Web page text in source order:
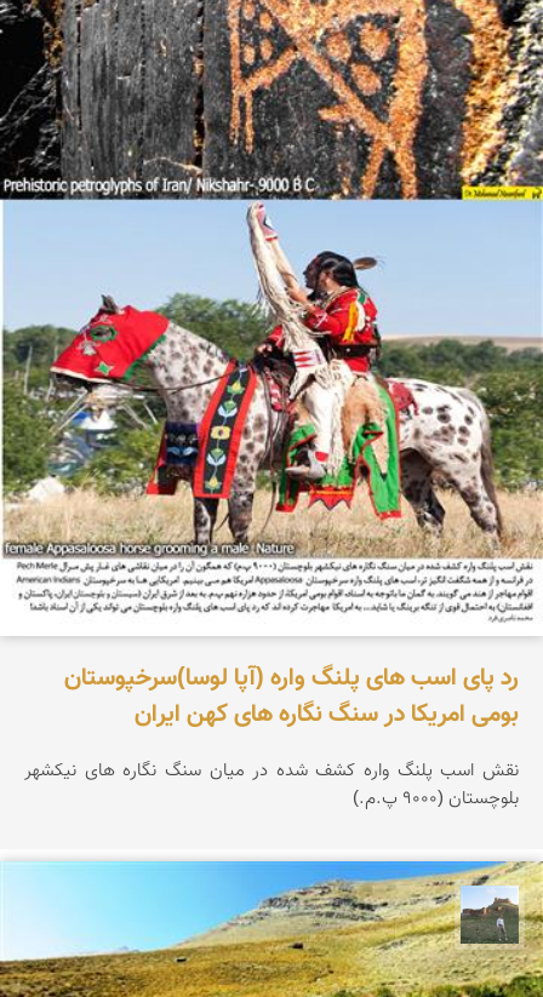
رد پای اسب های پلنگ واره (آپا لوسا)سرخپوستان
بومی امریکا در سنگ نگاره های کهن ایران
نقش اسب پلنگ واره کشف شده در میان سنگ نگاره های نیکشهر
بلوچستان (9000 پ.م.)
مظفر کشاورزمحمدیان